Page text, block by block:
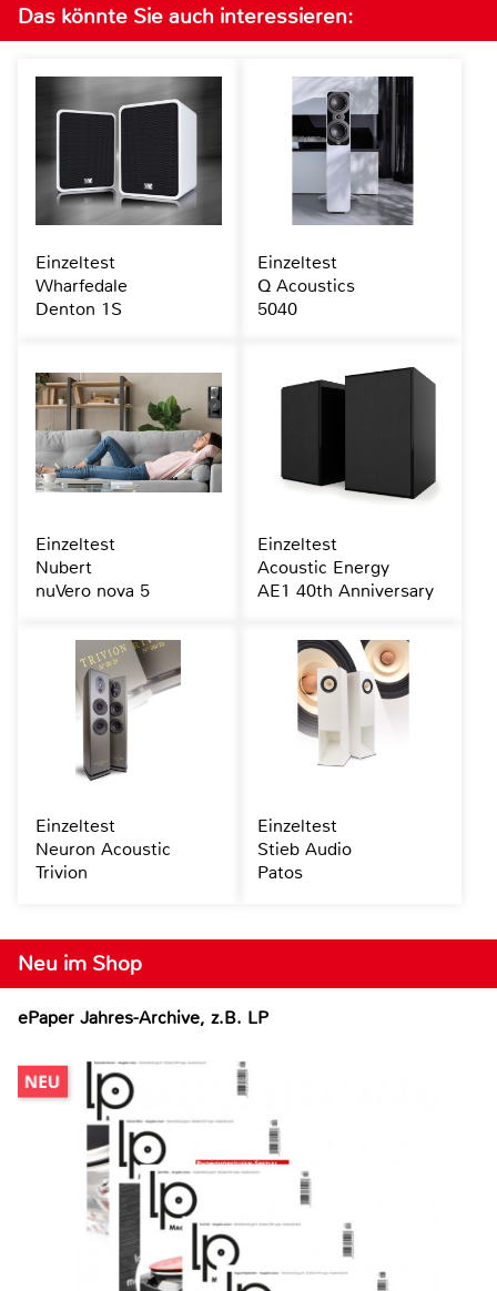
Neu im Shop
ePaper Jahres-Archive, z.B. LP
Das könnte Sie auch interessieren:
Einzeltest
Wharfedale
Denton 1S
Einzeltest
Q Acoustics
5040
Einzeltest
Nubert
nuVero nova 5
Einzeltest
Acoustic Energy
AE1 40th Anniversary
Einzeltest
Neuron Acoustic
Trivion
Einzeltest
Stieb Audio
Patos